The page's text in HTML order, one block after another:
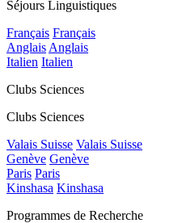
Séjours Linguistiques
Français Français
Anglais Anglais
Italien Italien
Clubs Sciences
Clubs Sciences
Valais Suisse Valais Suisse
Genève Genève
Paris Paris
Kinshasa Kinshasa
Programmes de Recherche